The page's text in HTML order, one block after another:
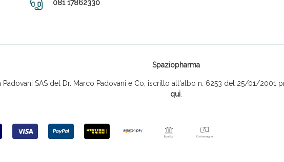
081 17862330
Spaziopharma
SAS del Dr. Marco Padovani e Co, iscritto all'albo n. 6253 del 25/01/2001
qui.